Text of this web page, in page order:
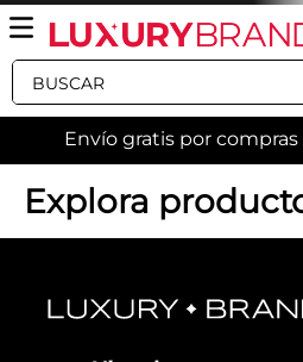
Buscar
Envío gratis por
Explora